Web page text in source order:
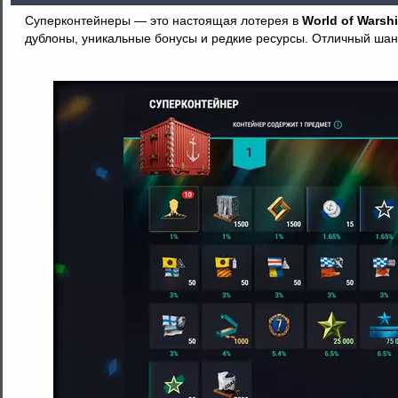
Суперконтейнеры — это настоящая лотерея в World of
дублоны, уникальные бонусы и редкие ресурсы. Отличный